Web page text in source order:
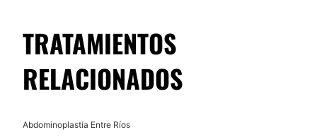
TRATAMIENTOS
RELACIONADOS
Abdominoplastía Entre Ríos